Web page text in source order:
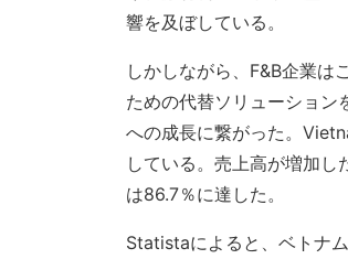
響を及ぼしている。
しかしながら、F&B企業は
ための代替ソリューショ
への成長に繋がった。
している。売上高が増加
は86.7％に達した。
Statistaによると、ベトナ